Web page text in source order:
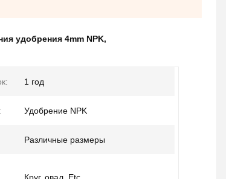
удобрения 4mm NPK,
1 год
Удобрение NPK
Различные размеры